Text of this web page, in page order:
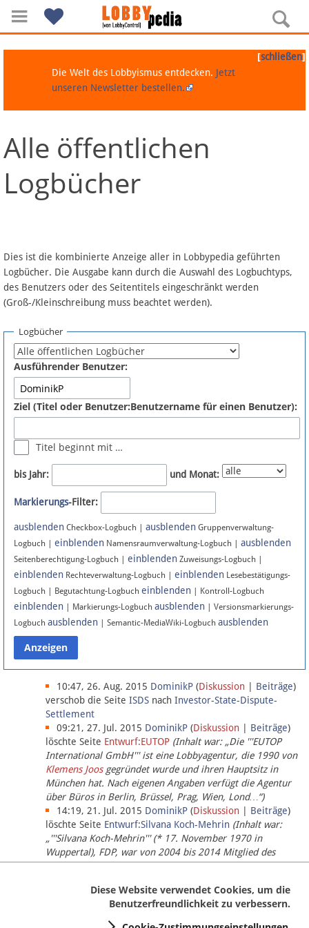
Navigation
Über Lobbypedia
Artikel nach Kategorien
FAQ
Fördermitglied werden
Fehler melden
Newsletter
Bluesky
Facebook
Instagram
Anmelden
Datenschutz
Über Lobbypedia
Impressum
[schließen]
Die Welt des Lobbyismus entdecken. Jetzt
unseren Newsletter bestellen.
Alle öffentlichen
Logbücher
Dies ist die kombinierte Anzeige aller in Lobbypedia geführten
Logbücher. Die Ausgabe kann durch die Auswahl des Logbuchtyps,
des Benutzers oder des Seitentitels eingeschränkt werden
(Groß-/Kleinschreibung muss beachtet werden).
Logbücher
Ausführender Benutzer:
Ziel (Titel oder Benutzer:Benutzername für einen Benutzer):
Titel beginnt mit …
bis Jahr: und Monat:
Markierungs-Filter:
ausblenden Checkbox-Logbuch | ausblenden Gruppenverwaltung-
Logbuch | einblenden Namensraumverwaltung-Logbuch | ausblenden
Seitenberechtigung-Logbuch | einblenden Zuweisungs-Logbuch |
einblenden Rechteverwaltung-Logbuch | einblenden Lesebestätigungs-
Logbuch | Begutachtung-Logbuch einblenden | Kontroll-Logbuch
einblenden | Markierungs-Logbuch ausblenden | Versionsmarkierungs-
Logbuch ausblenden | Semantic-MediaWiki-Logbuch ausblenden
10:47, 26. Aug. 2015 DominikP (Diskussion Beiträge)
verschob die Seite ISDS nach Investor-State-Dispute-
Settlement
09:21, 27. Jul. 2015 DominikP (Diskussion Beiträge)
löschte Seite Entwurf:EUTOP (Inhalt war: „Die '''EUTOP
International GmbH''' ist eine Lobbyagentur, die 1990 von
Klemens Joosgegründet wurde und ihren Hauptsitz in
München hat. Nach eigenen Angaben verfügt die Agentur
über Büros in Berlin, Brüssel, Prag, Wien, Lond…“)
14:19, 21. Jul. 2015 DominikP (Diskussion Beiträge)
löschte Seite Entwurf:Silvana Koch-Mehrin (Inhalt war:
„'''Silvana Koch-Mehrin''' (* 17. November 1970 in
Wuppertal), FDP, war von 2004 bis 2014 Mitglied des
Europäischen Parlaments, seit November 2014 ist sie für
Diese Website verwendet Cookies, um die
Benutzerfreundlichkeit zu verbessern.